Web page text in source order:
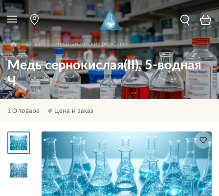
Каталог Неорганические реактивы
Медь сернокислая(II), 5-водная
Ч
О товаре Цена и заказ